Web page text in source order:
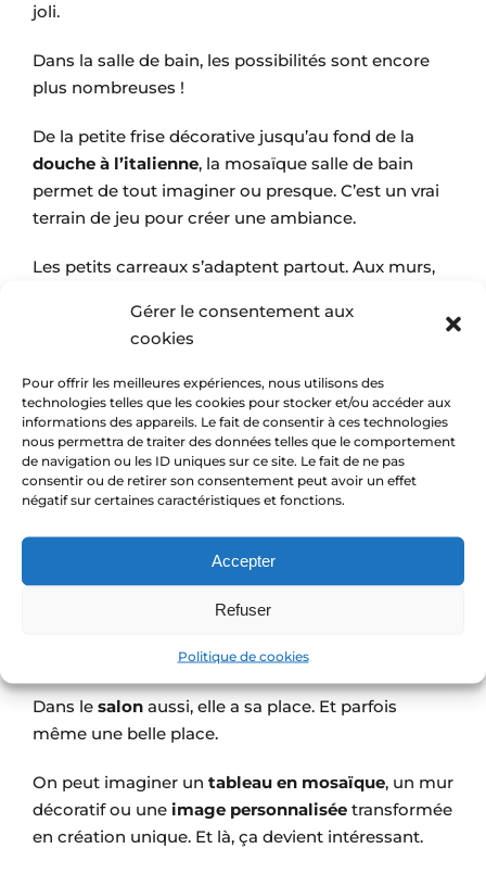
Gérer le consentement aux
cookies
Pour offrir les meilleures expériences, nous utilisons des
technologies telles que les cookies pour stocker et/ou accéder aux
informations des appareils. Le fait de consentir à ces technologies
nous permettra de traiter des données telles que le comportement
de navigation ou les ID uniques sur ce site. Le fait de ne pas
consentir ou de retirer son consentement peut avoir un effet
négatif sur certaines caractéristiques et fonctions.
Accepter
Refuser
Politique de cookies
joli.
Dans la salle de bain, les possibilités sont encore
plus nombreuses !
De la petite frise décorative jusqu’au fond de la
douche à l’italienne, la mosaïque salle de bain
permet de tout imaginer ou presque. C’est un vrai
terrain de jeu pour créer une ambiance.
Les petits carreaux s’adaptent partout. Aux murs,
finitions propres et des rendus harmonieux. Et
selon les couleurs, on change totalement
d’ambiance.
Tons clairs pour une salle de bain douce et
apaisante. Couleurs plus marquées pour un style
moderne. Tout dépend de l’envie du moment.
texturé… chaque choix donne un rendu différent.
Une même pièce peut paraître transformée juste
Mais la mosaïque ne s’arrête pas aux pièces d’eau.
Dans le salon aussi, elle a sa place. Et parfois
même une belle place.
On peut imaginer un tableau en mosaïque, un mur
décoratif ou une image personnalisée transformée
en création unique. Et là, ça devient intéressant.